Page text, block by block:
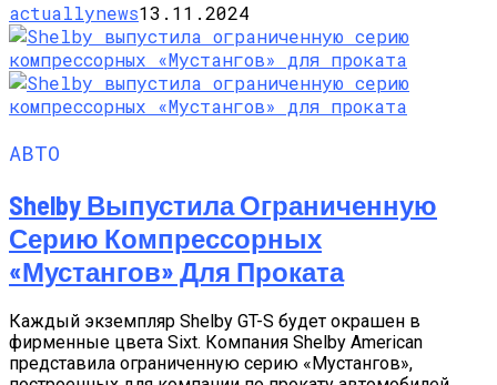
actuallynews13.11.2024
АВТО
Shelby Выпустила Ограниченную
Серию Компрессорных
«Мустангов» Для Проката
Каждый экземпляр Shelby GT-S будет окрашен в
фирменные цвета Sixt. Компания Shelby American
представила ограниченную серию «Мустангов»,